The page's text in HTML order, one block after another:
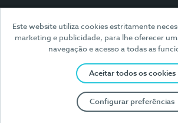
Este website utiliza cookies estritamente
marketing e publicidade, para lhe oferecer
navegação e acesso a todas as
Aceitar todos os cookies
Configurar preferências